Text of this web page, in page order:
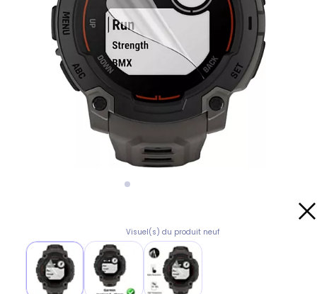
Visuel(s) du produit neuf